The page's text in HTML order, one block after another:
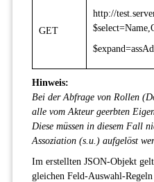
GET
http://
Hinweis:
Bei der Abfrage von Rollen
alle vom Akteur geerbten
Diese müssen in diesem Fall
Assoziation (s.u.) aufgelöst
Im erstellten JSON-Objekt
gleichen Feld-Auswahl-